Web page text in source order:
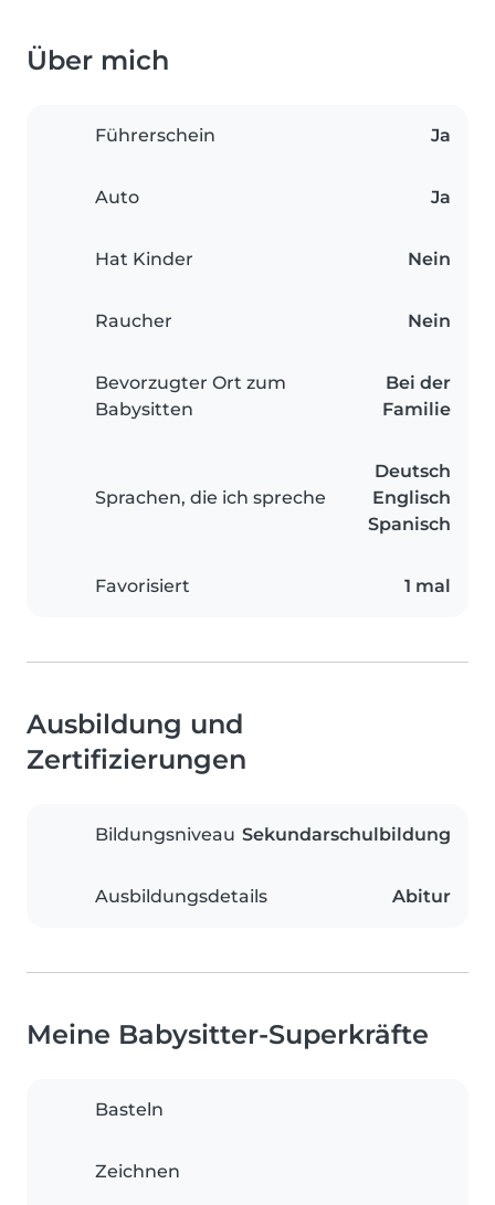
Über mich
Führerschein Ja
Auto Ja
Hat Kinder Nein
Raucher Nein
Bevorzugter Ort zum
Babysitten
Bei der
Familie
Sprachen, die ich spreche
Deutsch
Englisch
Spanisch
Favorisiert 1 mal
Ausbildung und
Zertifizierungen
Bildungsniveau Sekundarschulbildung
Ausbildungsdetails Abitur
Meine Babysitter-Superkräfte
Basteln
Zeichnen